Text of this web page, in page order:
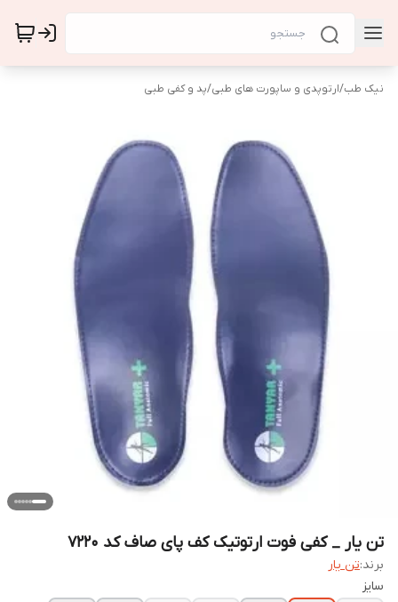
نیک طب/ارتوپدی و ساپورت های طبی/پد و کفی طبی
تن یار _ کفی فوت ارتوتیک کف پای صاف کد 7220
برند:تن یار
سایز